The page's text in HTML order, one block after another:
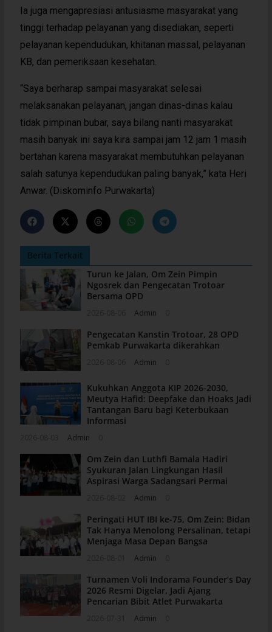
Ia juga mengapresiasi antusiasme masyarakat yang
tinggi terhadap pelayanan yang disediakan, seperti
pelayanan kependudukan, khitanan massal, pelayanan
KB, dan pemeriksaan kesehatan.
“Saya berharap sampai masyarakat selesai
melaksanakan pelayanan, jangan dinas-dinas kalau
tidak pimpinan bubar, saya bilang nanti masyarakat
masih banyak ini saya kira sampai jam 12 jam 1 masih
bertahan karena masyarakat membutuhkan pelayanan
salah satunya kependudukan paling banyak,” kata Heri
Anwar. (Diskominfo Purwakarta)
Berita Terkait
Turun ke Jalan, Om Zein Pimpin
Ngosrek dan Pengecatan Trotoar
Bersama OPD
Admin
Pengecatan Kanstin Trotoar, 28 OPD
Pemkab Purwakarta dikerahkan
Admin
Kukuhkan Anggota KIP 2026-2030,
Meutya Hafid: Deepfake dan Hoaks Jadi
Tantangan Baru bagi Keterbukaan
Informasi
Admin
Om Zein dan Luthfi Bamala Hadiri
Syukuran Jalan Lingkungan Hasil
Aspirasi Warga Sadangsari Permai
Admin
Peringati HUT IBI ke-75, Om Zein: Bidan
Tak Hanya Menolong Persalinan, tetapi
Menjaga Masa Depan Bangsa
Admin
Turnamen Voli Indorama Founder’s Day
2026 Resmi Digelar, Jadi Ajang
Pencarian Bibit Atlet Purwakarta
Admin